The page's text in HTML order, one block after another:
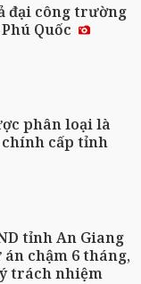
đại công trường
Phú Quốc
phân loại là
cấp tỉnh
tỉnh An Giang
chậm 6 tháng,
trách nhiệm